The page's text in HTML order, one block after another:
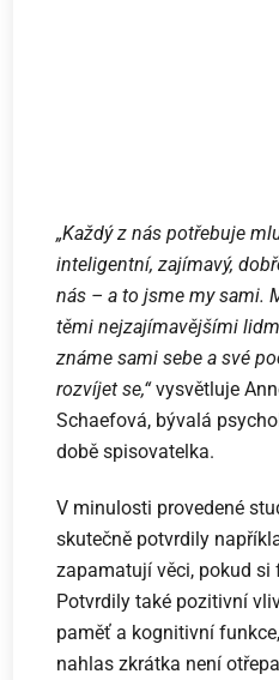
„Každý z nás potřebuje
inteligentní, zajímavý,
nás – a to jsme my sami.
těmi nejzajímavějšími
známe sami sebe a své
rozvíjet se,“vysvětluje
Schaefová, bývalá
době spisovatelka.
V minulosti provedené
skutečně potvrdily
zapamatují věci, pokud si
Potvrdily také pozitivní
paměť a kognitivní
nahlas zkrátka není